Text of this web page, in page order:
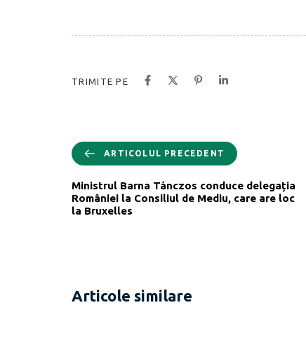
TRIMITE PE
ARTICOLUL PRECEDENT
Ministrul Barna Tánczos conduce delegația
României la Consiliul de Mediu, care are loc
la Bruxelles
Articole similare